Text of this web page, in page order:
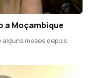
a Moçambique
meses depois